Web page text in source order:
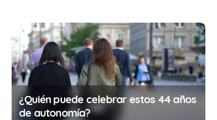
¿Quién puede celebrar estos 44 años
de autonomía?